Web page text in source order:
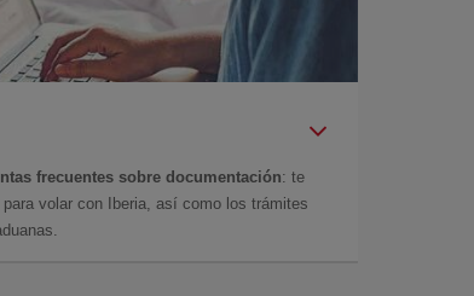
frecuentes sobre documentación: te
volar con Iberia, así como los trámites